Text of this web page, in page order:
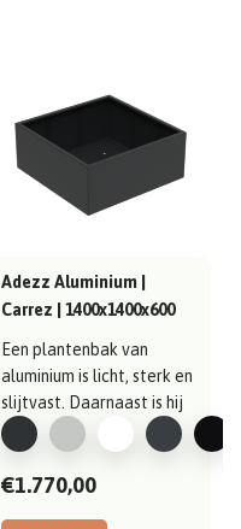
Adezz Aluminium |
Carrez | 1400x1400x600
Een plantenbak van
aluminium is licht, sterk en
slijtvast. Daarnaast is hij
gema..
€1.770,00